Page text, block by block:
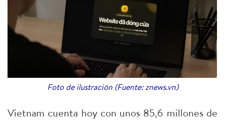
Foto de ilustración (Fuente: znews.vn)
Vietnam cuenta hoy con unos 85,6 millones de